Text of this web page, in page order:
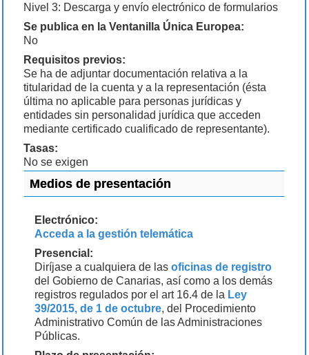
Nivel 3: Descarga y envío electrónico de formularios
Se publica en la Ventanilla Única Europea:
No
Requisitos previos:
Se ha de adjuntar documentación relativa a la
titularidad de la cuenta y a la representación (ésta
última no aplicable para personas jurídicas y
entidades sin personalidad jurídica que acceden
mediante certificado cualificado de representante).
Tasas:
No se exigen
Medios de presentación
Electrónico:
Acceda a la gestión telemática
Presencial:
Diríjase a cualquiera de lasoficinas de registro
del Gobierno de Canarias, así como a los demás
registros regulados por el art 16.4 de la Ley
39/2015, de 1 de octubre, del Procedimiento
Administrativo Común de las Administraciones
Públicas.